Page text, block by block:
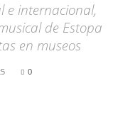
e internacional,
de Estopa
en museos
0